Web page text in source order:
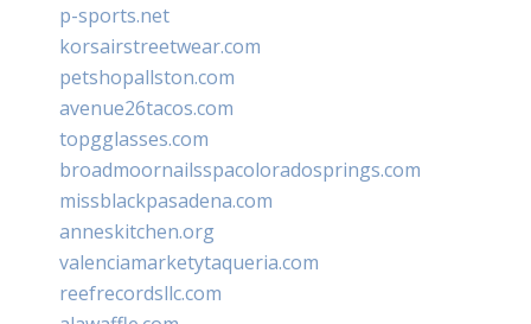
p-sports.net
korsairstreetwear.com
petshopallston.com
avenue26tacos.com
topgglasses.com
broadmoornailsspacoloradosprings.com
missblackpasadena.com
anneskitchen.org
valenciamarketytaqueria.com
reefrecordsllc.com